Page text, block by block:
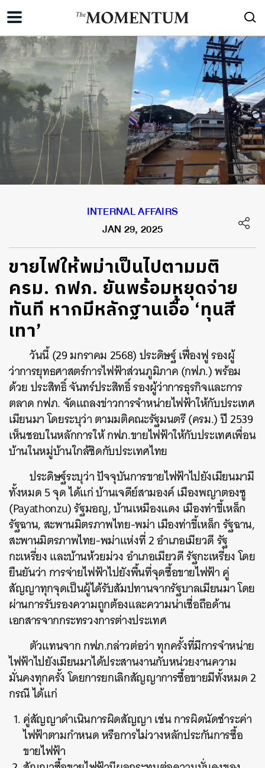
INTERNAL AFFAIRS
JAN 29, 2025
ขายไฟให้พม่าเป็นไปตามมติ
ครม. กฟภ. ยันพร้อมหยุดจ่าย
ทันที หากมีหลักฐานเอื้อ ‘ทุนสี
เทา’
วันนี้ (29 มกราคม 2568) ประดิษฐ์ เฟื่องฟู รองผู้
ว่าการยุทธศาสตร์การไฟฟ้าส่วนภูมิภาค (กฟภ.) พร้อม
ด้วย ประสิทธิ์ จันทร์ประสิทธิ์ รองผู้ว่าการธุรกิจและการ
ตลาด กฟภ. จัดแถลงข่าวการจำหน่ายไฟฟ้าให้กับประเทศ
เมียนมา โดยระบุว่า ตามมติคณะรัฐมนตรี (ครม.) ปี 2539
เห็นชอบในหลักการให้ กฟภ.ขายไฟฟ้าให้กับประเทศเพื่อน
บ้านในหมู่บ้านใกล้ชิดกับประเทศไทย
ประดิษฐ์ระบุว่า ปัจจุบันการขายไฟฟ้าไปยังเมียนมามี
ทั้งหมด 5 จุด ได้แก่ บ้านเจดีย์สามองค์ เมืองพญาตองซู
(Payathonzu) รัฐมอญ, บ้านเหมืองแดง เมืองท่าขี้เหล็ก
รัฐฉาน, สะพานมิตรภาพไทย-พม่า เมืองท่าขี้เหล็ก รัฐฉาน,
สะพานมิตรภาพไทย-พม่าแห่งที่ 2 อำเภอเมียวดี รัฐ
กะเหรี่ยง และบ้านห้วยม่วง อำเภอเมียวดี รัฐกะเหรี่ยง โดย
ยืนยันว่า การจ่ายไฟฟ้าไปยังพื้นที่จุดซื้อขายไฟฟ้า คู่
สัญญาทุกจุดเป็นผู้ได้รับสัมปทานจากรัฐบาลเมียนมา โดย
ผ่านการรับรองความถูกต้องและความน่าเชื่อถือด้าน
เอกสารจากกระทรวงการต่างประเทศ
ตัวแทนจาก กฟภ.กล่าวต่อว่า ทุกครั้งที่มีการจำหน่าย
ไฟฟ้าไปยังเมียนมาได้ประสานงานกับหน่วยงานความ
มั่นคงทุกครั้ง โดยการยกเลิกสัญญาการซื้อขายมีทั้งหมด 2
กรณี ได้แก่
คู่สัญญาดำเนินการผิดสัญญา เช่น การผิดนัดชำระค่า
ไฟฟ้าตามกำหนด หรือการไม่วางหลักประกันการซื้อ
ขายไฟฟ้า